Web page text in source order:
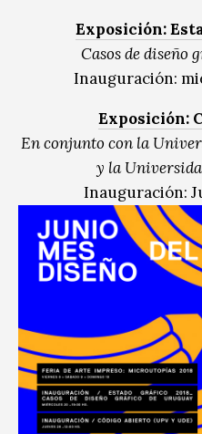
Exposición:
Casos de diseño
Inauguración:
Exposición:
En conjunto con la
y la
Inauguración: